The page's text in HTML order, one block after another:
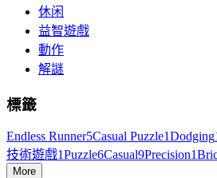
休闲
益智遊戲
動作
解謎
標籤
Endless Runner5Casual Puzzle1Dodging
技術遊戲1Puzzle6Casual9Precision1
More